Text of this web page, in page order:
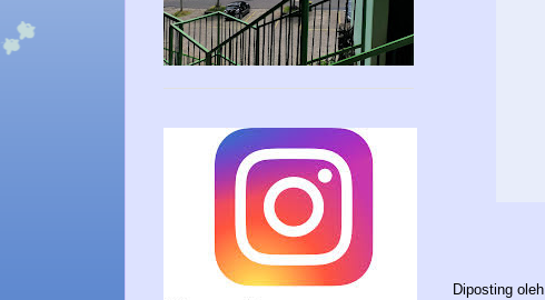
Diposting oleh